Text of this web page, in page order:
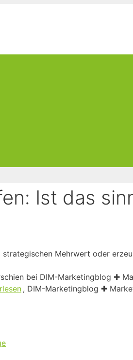
Ist das
Mehrwert oder
bei DIM-Marketingblog ✚
, DIM-Marketingblog ✚